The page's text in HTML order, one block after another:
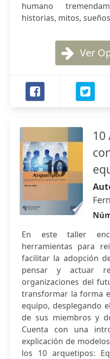
humano
historias, mitos,
Ver
10
En este taller
herramientas para
facilitar la adopción
pensar y actuar
organizaciones del
transformar la forma
equipo, desplegando
de sus miembros y
Cuenta con una
explicación de
los 10 arquetipos: